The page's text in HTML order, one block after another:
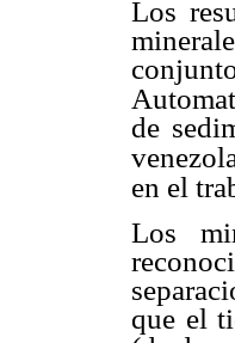
Los
de
en el
Los
que el